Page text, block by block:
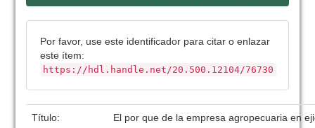
Por favor, use este identificador para citar o enlazar
este ítem:
https://hdl.handle.net/20.500.12104/76730
Título: El por que de la empresa agropecuaria en